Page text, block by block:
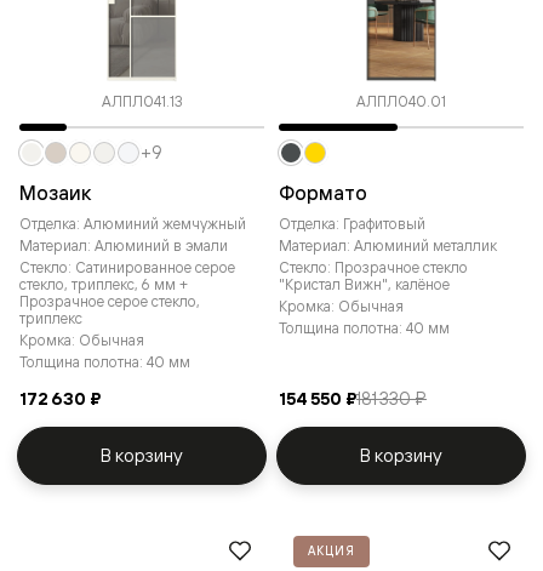
АЛПЛ041.13
Мозаик
Отделка: Алюминий жемчужный
Материал: Алюминий в эмали
Стекло: Сатинированное серое
стекло, триплекс, 6 мм +
Прозрачное серое стекло,
триплекс
Кромка: Обычная
Толщина полотна: 40 мм
172 630 ₽
+9
В корзину
АЛПЛ040.01
Формато
Отделка: Графитовый
Материал: Алюминий металлик
Стекло: Прозрачное стекло
"Кристал Вижн", калёное
Кромка: Обычная
Толщина полотна: 40 мм
154 550 ₽181 330 ₽
В корзину
АКЦИЯ